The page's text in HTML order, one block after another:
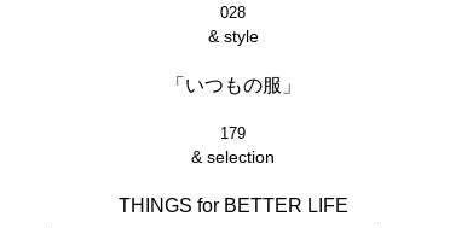
028
& style
「いつもの服」
179
& selection
THINGS for BETTER LIFE